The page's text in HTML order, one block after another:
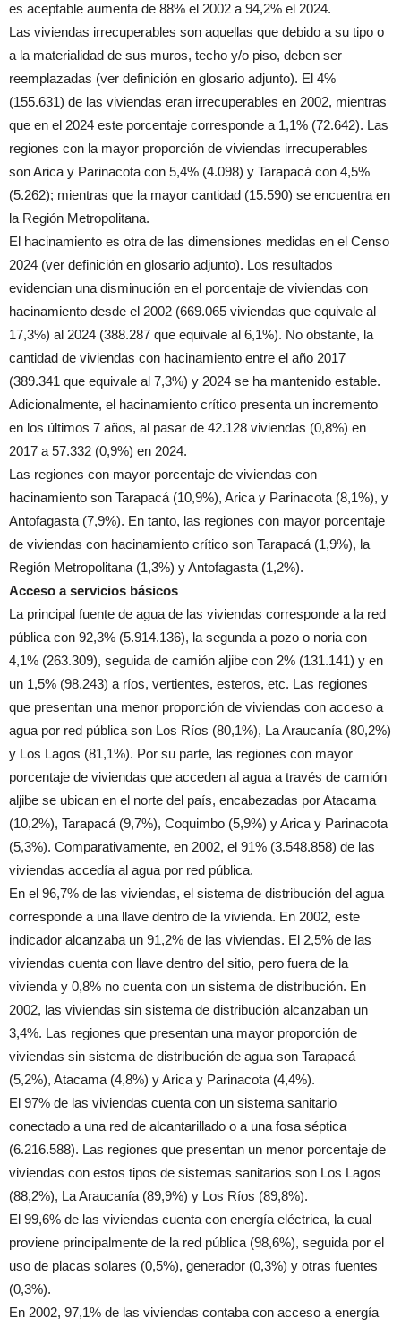
es aceptable aumenta de 88% el 2002 a 94,2% el 2024.
Las viviendas irrecuperables son aquellas que debido a su tipo o
a la materialidad de sus muros, techo y/o piso, deben ser
reemplazadas (ver definición en glosario adjunto). El 4%
(155.631) de las viviendas eran irrecuperables en 2002, mientras
que en el 2024 este porcentaje corresponde a 1,1% (72.642). Las
regiones con la mayor proporción de viviendas irrecuperables
son Arica y Parinacota con 5,4% (4.098) y Tarapacá con 4,5%
(5.262); mientras que la mayor cantidad (15.590) se encuentra en
la Región Metropolitana.
El hacinamiento es otra de las dimensiones medidas en el Censo
2024 (ver definición en glosario adjunto). Los resultados
evidencian una disminución en el porcentaje de viviendas con
hacinamiento desde el 2002 (669.065 viviendas que equivale al
17,3%) al 2024 (388.287 que equivale al 6,1%). No obstante, la
cantidad de viviendas con hacinamiento entre el año 2017
(389.341 que equivale al 7,3%) y 2024 se ha mantenido estable.
Adicionalmente, el hacinamiento crítico presenta un incremento
en los últimos 7 años, al pasar de 42.128 viviendas (0,8%) en
2017 a 57.332 (0,9%) en 2024.
Las regiones con mayor porcentaje de viviendas con
hacinamiento son Tarapacá (10,9%), Arica y Parinacota (8,1%), y
Antofagasta (7,9%). En tanto, las regiones con mayor porcentaje
de viviendas con hacinamiento crítico son Tarapacá (1,9%), la
Región Metropolitana (1,3%) y Antofagasta (1,2%).
Acceso a servicios básicos
La principal fuente de agua de las viviendas corresponde a la red
pública con 92,3% (5.914.136), la segunda a pozo o noria con
4,1% (263.309), seguida de camión aljibe con 2% (131.141) y en
un 1,5% (98.243) a ríos, vertientes, esteros, etc. Las regiones
que presentan una menor proporción de viviendas con acceso a
agua por red pública son Los Ríos (80,1%), La Araucanía (80,2%)
y Los Lagos (81,1%). Por su parte, las regiones con mayor
porcentaje de viviendas que acceden al agua a través de camión
aljibe se ubican en el norte del país, encabezadas por Atacama
(10,2%), Tarapacá (9,7%), Coquimbo (5,9%) y Arica y Parinacota
(5,3%). Comparativamente, en 2002, el 91% (3.548.858) de las
viviendas accedía al agua por red pública.
En el 96,7% de las viviendas, el sistema de distribución del agua
corresponde a una llave dentro de la vivienda. En 2002, este
indicador alcanzaba un 91,2% de las viviendas. El 2,5% de las
viviendas cuenta con llave dentro del sitio, pero fuera de la
vivienda y 0,8% no cuenta con un sistema de distribución. En
2002, las viviendas sin sistema de distribución alcanzaban un
3,4%. Las regiones que presentan una mayor proporción de
viviendas sin sistema de distribución de agua son Tarapacá
(5,2%), Atacama (4,8%) y Arica y Parinacota (4,4%).
El 97% de las viviendas cuenta con un sistema sanitario
conectado a una red de alcantarillado o a una fosa séptica
(6.216.588). Las regiones que presentan un menor porcentaje de
viviendas con estos tipos de sistemas sanitarios son Los Lagos
(88,2%), La Araucanía (89,9%) y Los Ríos (89,8%).
El 99,6% de las viviendas cuenta con energía eléctrica, la cual
proviene principalmente de la red pública (98,6%), seguida por el
uso de placas solares (0,5%), generador (0,3%) y otras fuentes
(0,3%).
En 2002, 97,1% de las viviendas contaba con acceso a energía